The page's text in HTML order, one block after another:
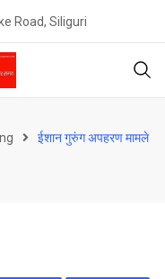
Road, Siliguri
ईशान गुरुंग अपहरण मामले